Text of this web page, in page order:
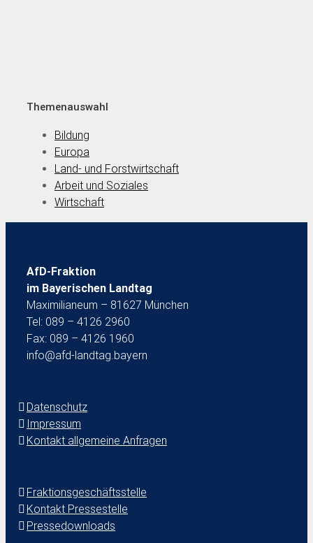
Themenauswahl
Bildung
Europa
Land- und Forstwirtschaft
Arbeit und Soziales
Wirtschaft
AfD-Fraktion
im Bayerischen Landtag
Maximilianeum – 81627 München
Tel: 089 – 4126 2960
Fax: 089 – 4126 1960
info@afd-landtag.bayern
Datenschutz
Impressum
Kontakt allgemeine Anfragen
Fraktionsgeschäftsstelle
Kontakt Pressestelle
Pressedownloads